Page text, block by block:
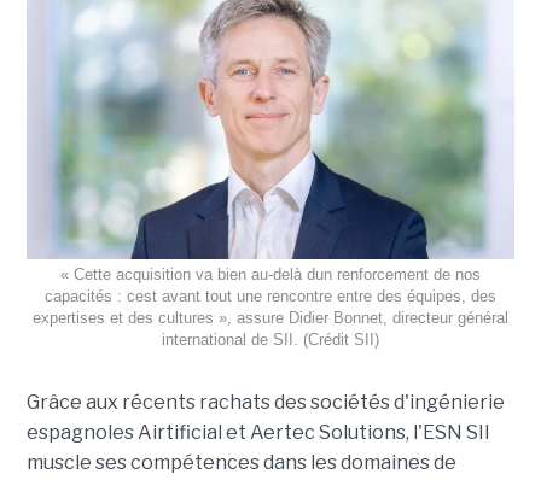
« Cette acquisition va bien au-delà dun renforcement de nos
capacités : cest avant tout une rencontre entre des équipes, des
expertises et des cultures », assure Didier Bonnet, directeur général
international de SII. (Crédit SII)
Grâce aux récents rachats des sociétés d'ingénierie
espagnoles Airtificial et Aertec Solutions, l'ESN SII
muscle ses compétences dans les domaines de